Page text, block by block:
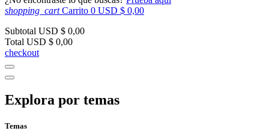
shopping_cart Carrito 0 USD $ 0,00
Subtotal USD $ 0,00
Total USD $ 0,00
checkout
Explora por temas
Temas